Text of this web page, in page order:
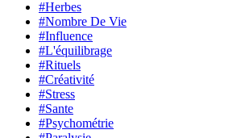
#Herbes
#Nombre De Vie
#Influence
#L'équilibrage
#Rituels
#Créativité
#Stress
#Sante
#Psychométrie